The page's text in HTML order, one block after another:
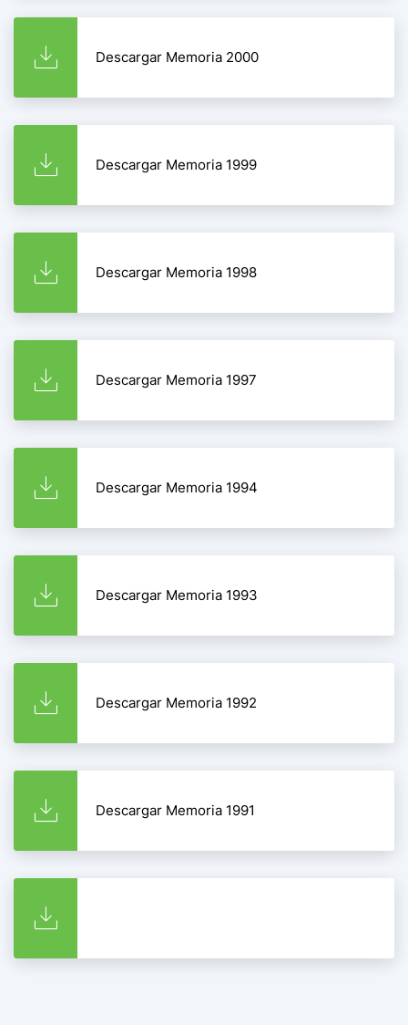
Descargar Memoria 2000
Descargar Memoria 1999
Descargar Memoria 1998
Descargar Memoria 1997
Descargar Memoria 1994
Descargar Memoria 1993
Descargar Memoria 1992
Descargar Memoria 1991